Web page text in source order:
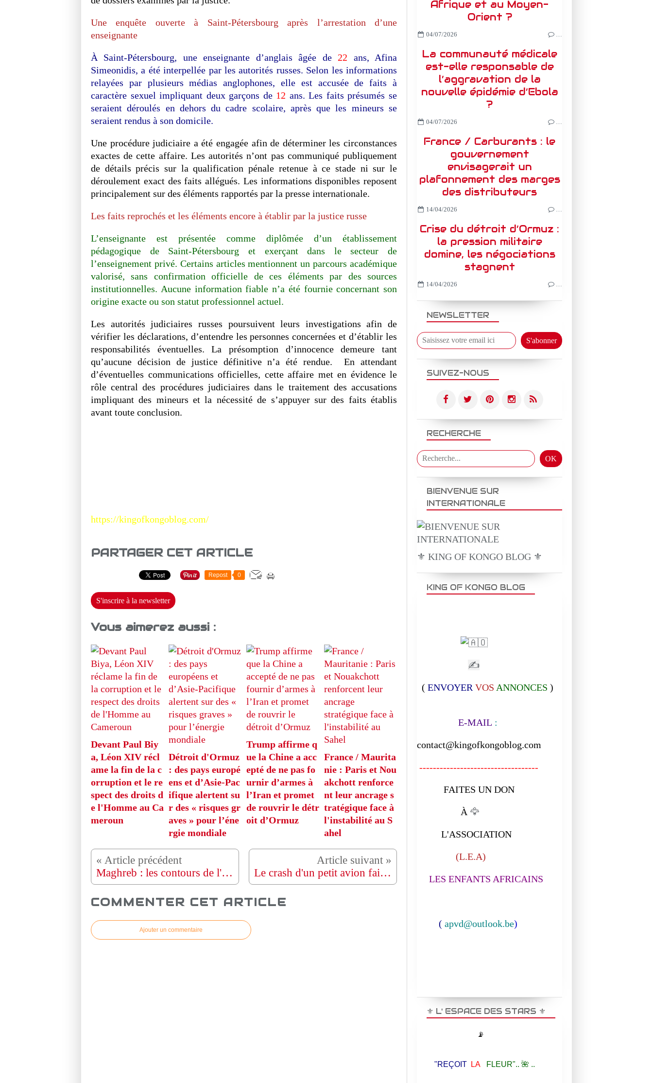
Une enquête ouverte à Saint-Pétersbourg après l’arrestation d’une
enseignante
À Saint-Pétersbourg, une enseignante d’anglais âgée de 22 ans, Afina
Simeonidis, a été interpellée par les autorités russes. Selon les informations
relayées par plusieurs médias anglophones, elle est accusée de faits à
caractère sexuel impliquant deux garçons de 12 ans. Les faits présumés se
seraient déroulés en dehors du cadre scolaire, après que les mineurs se
seraient rendus à son domicile.
Une procédure judiciaire a été engagée afin de déterminer les circonstances
exactes de cette affaire. Les autorités n’ont pas communiqué publiquement
de détails précis sur la qualification pénale retenue à ce stade ni sur le
déroulement exact des faits allégués. Les informations disponibles reposent
principalement sur des éléments rapportés par la presse internationale.
Les faits reprochés et les éléments encore à établir par la justice russe
L’enseignante est présentée comme diplômée d’un établissement
pédagogique de Saint-Pétersbourg et exerçant dans le secteur de
l’enseignement privé. Certains articles mentionnent un parcours académique
valorisé, sans confirmation officielle de ces éléments par des sources
institutionnelles. Aucune information fiable n’a été fournie concernant son
origine exacte ou son statut professionnel actuel.
Les autorités judiciaires russes poursuivent leurs investigations afin de
vérifier les déclarations, d’entendre les personnes concernées et d’établir les
responsabilités éventuelles. La présomption d’innocence demeure tant
qu’aucune décision de justice définitive n’a été rendue. En attendant
d’éventuelles communications officielles, cette affaire met en évidence le
rôle central des procédures judiciaires dans le traitement des accusations
impliquant des mineurs et la nécessité de s’appuyer sur des faits établis
avant toute conclusion.
https://kingofkongoblog.com/
PARTAGER CET ARTICLE
Repost 0
S'inscrire à la newsletter
Vous aimerez aussi :
Devant Paul Biy
a, Léon XIV récl
ame la fin de la c
orruption et le re
spect des droits d
e l'Homme au Ca
meroun
Détroit d'Ormuz
: des pays europé
ens et d’Asie-Pac
ifique alertent su
r des « risques gr
aves » pour l’éne
rgie mondiale
Trump affirme q
ue la Chine a acc
epté de ne pas fo
urnir d’armes à
l’Iran et promet
de rouvrir le détr
oit d’Ormuz
France / Maurita
nie : Paris et Nou
akchott renforce
nt leur ancrage s
tratégique face à
l'instabilité au S
ahel
Maghreb : les contours de l'accord militaire qui lie l'Algérie à la Tunisie Le crash d'un petit avion fait plusieurs morts en Caroline du Nord (USA)
COMMENTER CET ARTICLE
Ajouter un commentaire
NEWSLETTER
SUIVEZ-NOUS
RECHERCHE
BIENVENUE SUR
INTERNATIONALE
⚜️ KING OF KONGO BLOG ⚜️
Afrique et au Moyen-
Orient ?
04/07/2026 …
La communauté médicale
est-elle responsable de
l’aggravation de la
nouvelle épidémie d’Ebola
?
04/07/2026 …
France / Carburants : le
gouvernement
envisagerait un
plafonnement des marges
des distributeurs
14/04/2026 …
Crise du détroit d’Ormuz :
la pression militaire
domine, les négociations
stagnent
14/04/2026 …
KING OF KONGO BLOG
✍
( ENVOYER VOS ANNONCES )
E-MAIL :
contact@kingofkongoblog.com
-----------------------------------
FAITES UN DON
À 🦅
L'ASSOCIATION
(L.E.A)
LES ENFANTS AFRICAINS
( apvd@outlook.be)
⚜️ L' ESPACE DES STARS ⚜️
📡
"REÇOIT LA FLEUR".. 🌺 ..